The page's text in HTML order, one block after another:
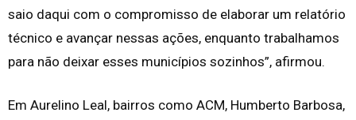
saio daqui com o compromisso de elaborar um relatório
técnico e avançar nessas ações, enquanto trabalhamos
para não deixar esses municípios sozinhos”, afirmou.
Em Aurelino Leal, bairros como ACM, Humberto Barbosa,